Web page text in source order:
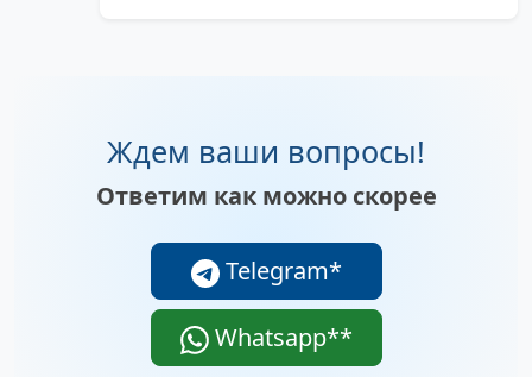
Ждем ваши вопросы!
Ответим как можно скорее
Telegram*
Whatsapp**